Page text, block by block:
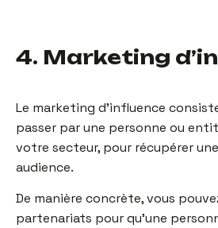
4. Marketing
Le marketing d’influence
passer par une personne ou
votre secteur, pour récupérer
audience.
De manière concrète, vous
partenariats pour qu’une